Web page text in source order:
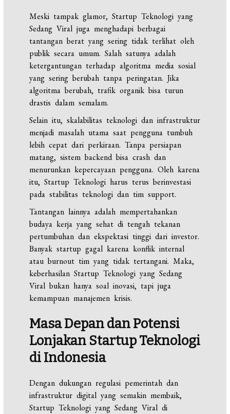
Meski tampak glamor, Startup Teknologi yang
Sedang Viral juga menghadapi berbagai
tantangan berat yang sering tidak terlihat oleh
publik secara umum. Salah satunya adalah
ketergantungan terhadap algoritma media sosial
yang sering berubah tanpa peringatan. Jika
algoritma berubah, trafik organik bisa turun
drastis dalam semalam.
Selain itu, skalabilitas teknologi dan infrastruktur
menjadi masalah utama saat pengguna tumbuh
lebih cepat dari perkiraan. Tanpa persiapan
matang, sistem backend bisa crash dan
menurunkan kepercayaan pengguna. Oleh karena
itu, Startup Teknologi harus terus berinvestasi
pada stabilitas teknologi dan tim support.
Tantangan lainnya adalah mempertahankan
budaya kerja yang sehat di tengah tekanan
pertumbuhan dan ekspektasi tinggi dari investor.
Banyak startup gagal karena konflik internal
atau burnout tim yang tidak tertangani. Maka,
keberhasilan Startup Teknologi yang Sedang
Viral bukan hanya soal inovasi, tapi juga
kemampuan manajemen krisis.
Masa Depan dan Potensi
Lonjakan Startup Teknologi
di Indonesia
Dengan dukungan regulasi pemerintah dan
infrastruktur digital yang semakin membaik,
Startup Teknologi yang Sedang Viral di